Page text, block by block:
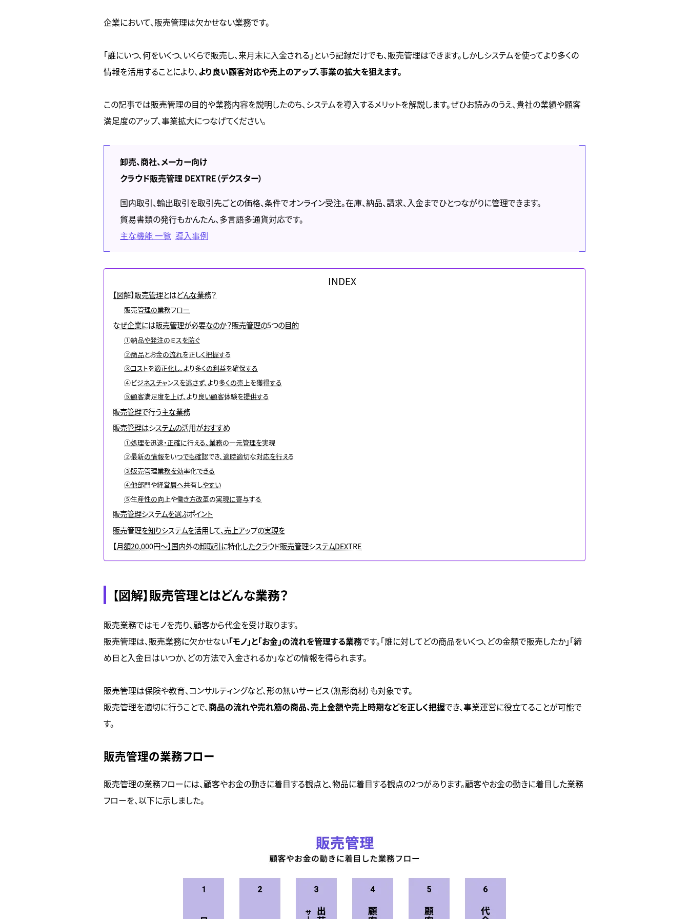
企業において、販売管理は欠かせない業務です。
「誰にいつ、何をいくつ、いくらで販売し、来月末に入金される」という記録だけでも、販売管理はできます。しかしシステムを使ってより多くの
情報を活用することにより、より良い顧客対応や売上のアップ、事業の拡大を狙えます。
この記事では販売管理の目的や業務内容を説明したのち、システムを導入するメリットを解説します。ぜひお読みのうえ、貴社の業績や顧客
満足度のアップ、事業拡大につなげてください。
卸売、商社、メーカー向け
クラウド販売管理 DEXTRE（デクスター）
国内取引、輸出取引を取引先ごとの価格、条件でオンライン受注。在庫、納品、請求、入金までひとつながりに管理できます。
貿易書類の発行もかんたん、多言語多通貨対応です。
主な機能 一覧 導入事例
INDEX
【図解】販売管理とはどんな業務？
販売管理の業務フロー
なぜ企業には販売管理が必要なのか？販売管理の5つの目的
①納品や発注のミスを防ぐ
②商品とお金の流れを正しく把握する
③コストを適正化し、より多くの利益を確保する
④ビジネスチャンスを逃さず、より多くの売上を獲得する
⑤顧客満足度を上げ、より良い顧客体験を提供する
販売管理で行う主な業務
販売管理はシステムの活用がおすすめ
①処理を迅速・正確に行える、業務の一元管理を実現
②最新の情報をいつでも確認でき、適時適切な対応を行える
③販売管理業務を効率化できる
④他部門や経営層へ共有しやすい
⑤生産性の向上や働き方改革の実現に寄与する
販売管理システムを選ぶポイント
販売管理を知りシステムを活用して、売上アップの実現を
【月額20,000円～】国内外の卸取引に特化したクラウド販売管理システムDEXTRE
【図解】販売管理とはどんな業務？
販売業務ではモノを売り、顧客から代金を受け取ります。
販売管理は、販売業務に欠かせない「モノ」と「お金」の流れを管理する業務です。「誰に対してどの商品をいくつ、どの金額で販売したか」「締
め日と入金日はいつか、どの方法で入金されるか」などの情報を得られます。
販売管理は保険や教育、コンサルティングなど、形の無いサービス（無形商材）も対象です。
販売管理を適切に行うことで、商品の流れや売れ筋の商品、売上金額や売上時期などを正しく把握でき、事業運営に役立てることが可能で
す。
販売管理の業務フロー
販売管理の業務フローには、顧客やお金の動きに着目する観点と、物品に着目する観点の2つがあります。顧客やお金の動きに着目した業務
フローを、以下に示しました。